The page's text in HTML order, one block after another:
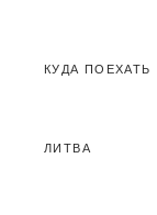
КУДА ПОЕХАТЬ
ЛИТВА